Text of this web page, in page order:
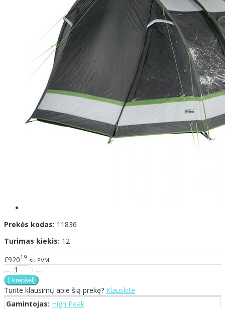
Prekės kodas: 11836
Turimas kiekis: 12
€92019 su PVM
Turite klausimų apie šią prekę? Klauskite
Gamintojas: High Peak